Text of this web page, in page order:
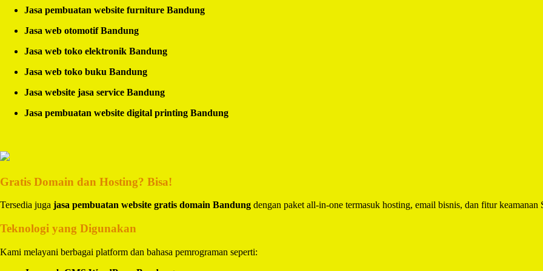
Jasa pembuatan website furniture Bandung
Jasa web otomotif Bandung
Jasa web toko elektronik Bandung
Jasa web toko buku Bandung
Jasa website jasa service Bandung
Jasa pembuatan website digital printing Bandung
Gratis Domain dan Hosting? Bisa!
Tersedia juga jasa pembuatan website gratis domain Bandung dengan paket all-in-one termasuk hosting, email bisnis, dan fitur keamanan
Teknologi yang Digunakan
Kami melayani berbagai platform dan bahasa pemrograman seperti: